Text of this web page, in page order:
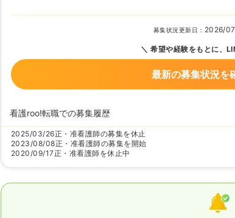
募集状況更新日： 2026/
希望や経験をもとに、
最新の募集状況を
看護roo!転職での募集履歴
2025/03/26正・准看護師の募集を休止
2023/08/08正・准看護師の募集を開始
2020/09/17正・准看護師を休止中